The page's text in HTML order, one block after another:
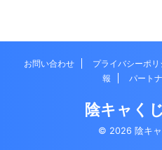
お問い合わせ プライバシーポリ
報
パート
陰キャく
© 2026 陰キ